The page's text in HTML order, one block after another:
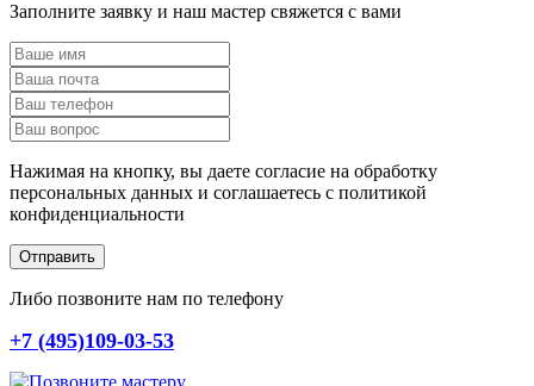
Заполните заявку и наш мастер свяжется с вами
Нажимая на кнопку, вы даете согласие на обработку
персональных данных и соглашаетесь c политикой
конфиденциальности
Отправить
Либо позвоните нам по телефону
+7 (495)109-03-53